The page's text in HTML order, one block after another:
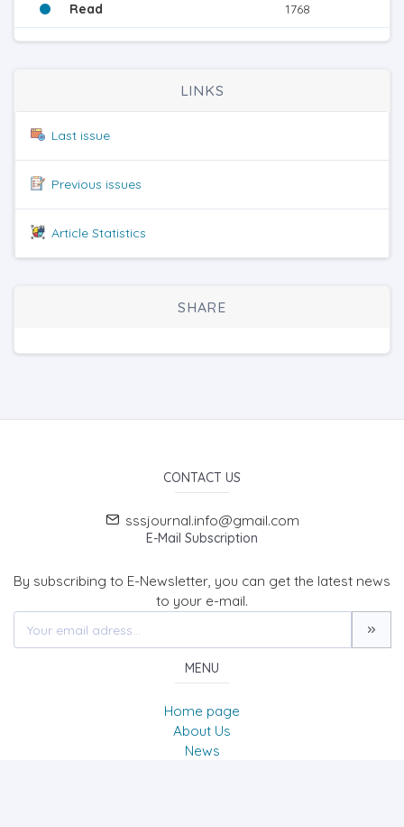
Read 1768
LINKS
Last issue
Previous issues
Article Statistics
SHARE
CONTACT US
sssjournal.info@gmail.com
E-Mail Subscription
By subscribing to E-Newsletter, you can get the latest news
to your e-mail.
MENU
Home page
About Us
News